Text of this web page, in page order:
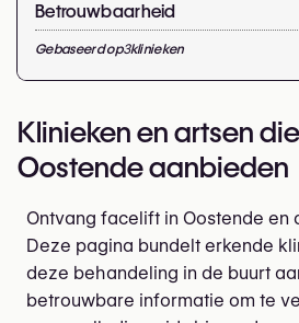
Betrouwbaarheid
Gebaseerd op3klinieken
Klinieken en artsen
Oostende aanbieden
Ontvang facelift in Oostende en
Deze pagina bundelt erkende
deze behandeling in de buurt
betrouwbare informatie om te